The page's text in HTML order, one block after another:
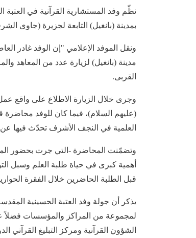
نظّم وفد المستشارية القرآنية في العتبة
بمدينة (بانغيل) التابعة لجزيرة (جاوى
ونقل الموفد الإعلامي "إن الوفد غادر
مدينة (بانغيل) لزيارة عدد من المعاهد
القربى.
وجرى خلال الزيارة الاطلاع على واقع عمل
(عليهم السلام)، فيما كان للوفد
العلمية في النجف الأشرف تحدّث فيها عن
وتضمّنت المحاضرة -التي جرت بحضور
أهمية كبرى في حياة طلبة العلم وسبل
قبل الطلبة الحاضرين خلال الفقرة
يذكر أن جولة وفد العتبة الحسينية
لمجموعة من المراكز والمؤسسات فضلاً
الشؤون القرآنية ومركز التبليغ القرآني